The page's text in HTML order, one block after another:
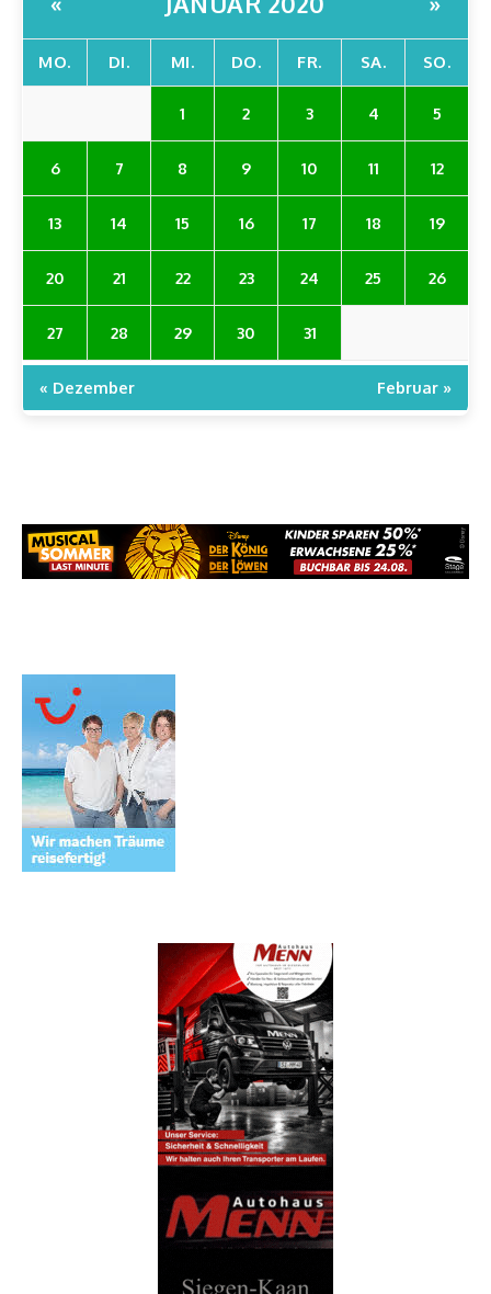
MO. DI. MI. DO. FR. SA. SO.
1 2 3 4 5
6 7 8 9 10 11 12
13 14 15 16 17 18 19
20 21 22 23 24 25 26
27 28 29 30 31
« Dezember Februar »